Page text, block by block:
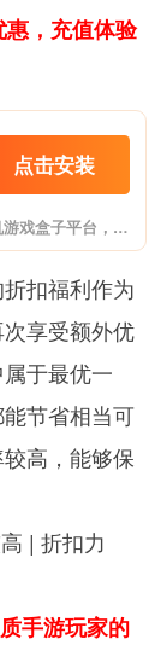
，充值体验
点击安装
巴兔折上折手游盒子是一款手机游戏盒子平台，在这里为用户提供海量的游戏资源，通过软件可以很方便的进行各种游戏的下载和体验，还能进行游戏交易，非常的方便，给你带来最畅快的游戏体验。在巴兔游戏APP上我们还可以看到非常多的最新的手游资讯,让你第一时间了解到游戏的版本变化。
扣福利作为
享受额外优
于最优一
节省相当可
高，能够保
| 折扣力
手游玩家的